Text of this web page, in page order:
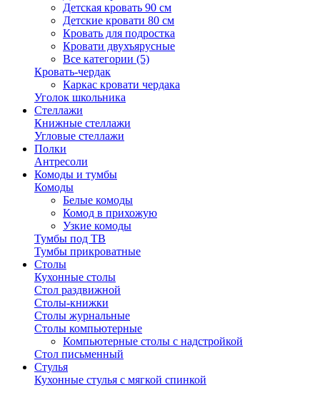
Детская кровать 90 см
Детские кровати 80 см
Кровать для подростка
Кровати двухъярусные
Все категории (5)
Кровать-чердак
Каркас кровати чердака
Уголок школьника
Стеллажи
Книжные стеллажи
Угловые стеллажи
Полки
Антресоли
Комоды и тумбы
Комоды
Белые комоды
Комод в прихожую
Узкие комоды
Тумбы под ТВ
Тумбы прикроватные
Столы
Кухонные столы
Стол раздвижной
Столы-книжки
Столы журнальные
Столы компьютерные
Компьютерные столы с надстройкой
Стол письменный
Стулья
Кухонные стулья с мягкой спинкой